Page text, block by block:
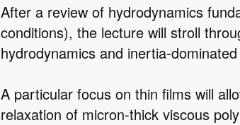
After a review of hydrodynamics
conditions), the lecture will stroll
hydrodynamics and inertia-
A particular focus on thin films will
relaxation of micron-thick viscous